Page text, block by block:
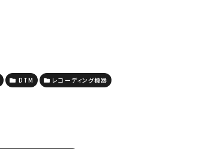
DTM レコーディング機器